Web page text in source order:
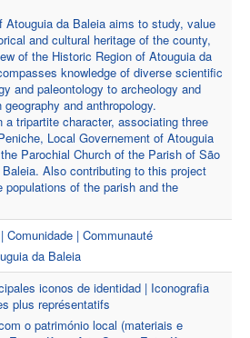
Atouguia da Baleia aims to study, value
and cultural heritage of the county,
of the Historic Region of Atouguia da
knowledge of diverse scientific
and paleontology to archeology and
and anthropology.
tripartite character, associating three
Local Governement of Atouguia
Parochial Church of the Parish of São
Also contributing to this project
populations of the parish and the
Comunidade | Communauté
da Baleia
iconos de identidad | Iconografia
plus représentatifs
o património local (materiais e